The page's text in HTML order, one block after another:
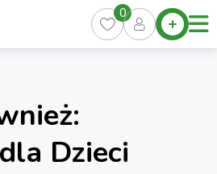
Home
Oferty
Kurs
0
Dzieci